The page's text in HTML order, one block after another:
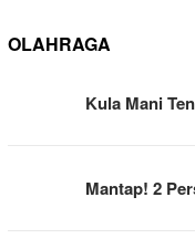
OLAHRAGA
Kula Mani
Mantap! 2